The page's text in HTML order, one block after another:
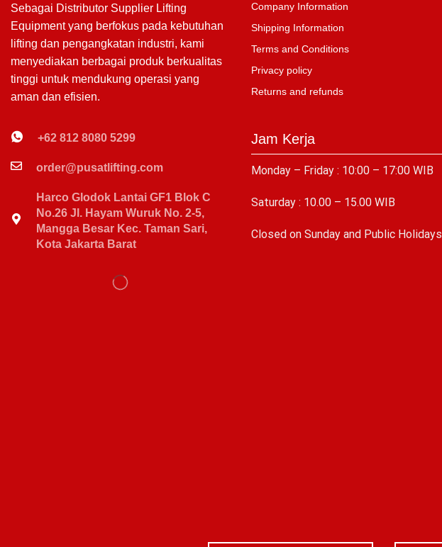
Sebagai Distributor Supplier Lifting
Equipment yang berfokus pada kebutuhan
lifting dan pengangkatan industri, kami
menyediakan berbagai produk berkualitas
tinggi untuk mendukung operasi yang
aman dan efisien.
+62 812 8080 5299
order@pusatlifting.com
Harco Glodok Lantai GF1 Blok C
No.26 Jl. Hayam Wuruk No. 2-5,
Mangga Besar Kec. Taman Sari,
Kota Jakarta Barat
Company Information
Shipping Information
Terms and Conditions
Privacy policy
Returns and refunds
Jam Kerja
Monday – Friday : 10:00 – 17:00 WIB
Saturday : 10.00 – 15.00 WIB
Closed on Sunday and Public Holidays